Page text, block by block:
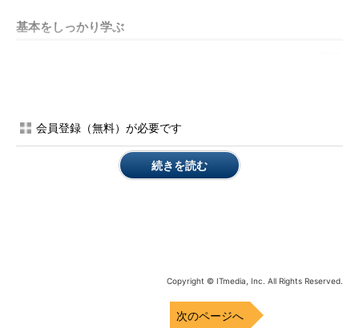
基本をしっかり学ぶ
すべてにおいて共通している。この共通項を定義したOSI基本参
照モデルは、きちんと整理して覚えておく必要がある（表1）。
階層の1つ1つがどのような働きを持ち、それらがどのように積み
セッション層
トランスポート層
会員登録（無料）が必要です
続きを読む
Copyright © ITmedia, Inc. All Rights Reserved.
次のページへ